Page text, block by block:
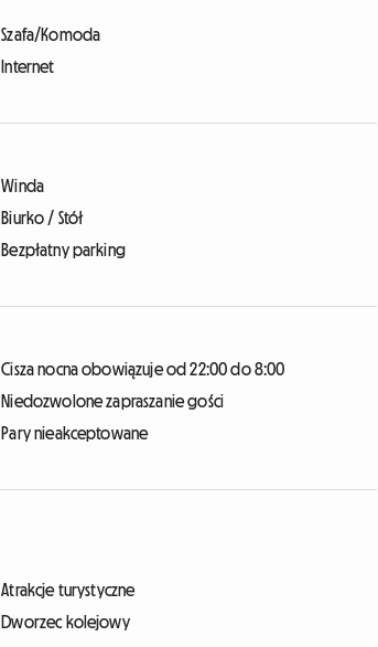
Szafa/Komoda
Internet
Winda
Biurko / Stół
Bezpłatny parking
Cisza nocna obowiązuje od 22:00 do 8:00
Niedozwolone zapraszanie gości
Pary nieakceptowane
Atrakcje turystyczne
Dworzec kolejowy